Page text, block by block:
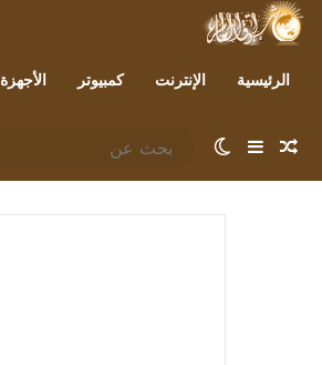
الرئيسية الإنترنت كمبيوتر الأجهزة
مقال عشوائي
إضافة عمود جانبي
الوضع المظلم